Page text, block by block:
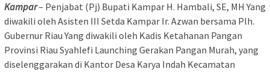
Kampar– Penjabat (Pj) Bupati Kampar H. Hambali, SE, MH Yang
diwakili oleh Asisten III Setda Kampar Ir. Azwan bersama Plh.
Gubernur Riau Yang diwakili oleh Kadis Ketahanan Pangan
Provinsi Riau Syahlefi Launching Gerakan Pangan Murah, yang
diselenggarakan di Kantor Desa Karya Indah Kecamatan